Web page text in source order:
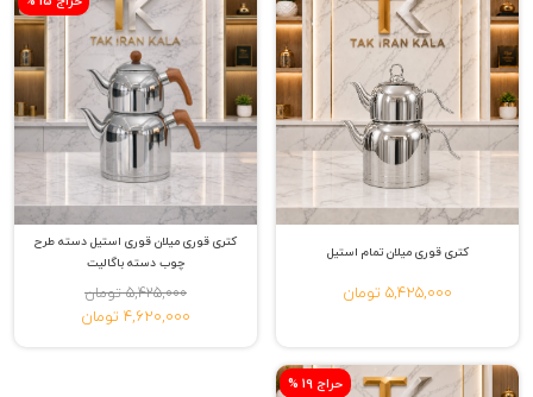
کتری قوری میلان تمام استیل
5,425,000 تومان
کتری قوری میلان قوری استیل دسته طرح
چوب دسته باگالیت
5,425,000 تومان
4,620,000 تومان
% حراج 19